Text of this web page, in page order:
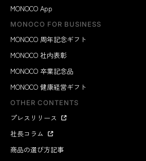
MONOCO App
MONOCO FOR BUSINESS
MONOCO 周年記念ギフト
MONOCO 社内表彰
MONOCO 卒業記念品
MONOCO 健康経営ギフト
OTHER CONTENTS
プレスリリース
社長コラム
商品の選び方記事